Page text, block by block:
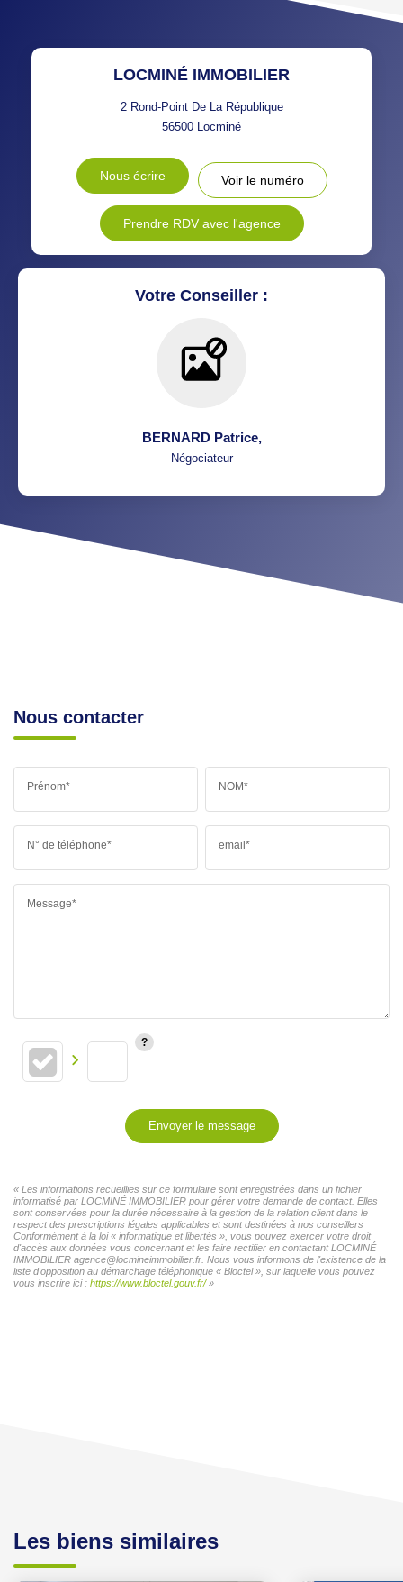
DISTANCE DE L'AÉROPORT :
LOCMINÉ IMMOBILIER
2 Rond-Point De La République
56500 Locminé
Nous écrire Voir le numéro
Prendre RDV avec l'agence
Votre Conseiller :
BERNARD Patrice,
Négociateur
Nous contacter
Prénom* NOM*
N° de téléphone* email*
Message*
Envoyer le message
« Les informations recueillies sur ce formulaire sont enregistrées dans un fichier
informatisé par LOCMINÉ IMMOBILIER pour gérer votre demande de contact. Elles
sont conservées pour la durée nécessaire à la gestion de la relation client dans le
respect des prescriptions légales applicables et sont destinées à nos conseillers
Conformément à la loi « informatique et libertés », vous pouvez exercer votre droit
d'accès aux données vous concernant et les faire rectifier en contactant LOCMINÉ
IMMOBILIER agence@locmineimmobilier.fr. Nous vous informons de l'existence de la
liste d'opposition au démarchage téléphonique « Bloctel », sur laquelle vous pouvez
vous inscrire ici : https://www.bloctel.gouv.fr/»
Les biens similaires